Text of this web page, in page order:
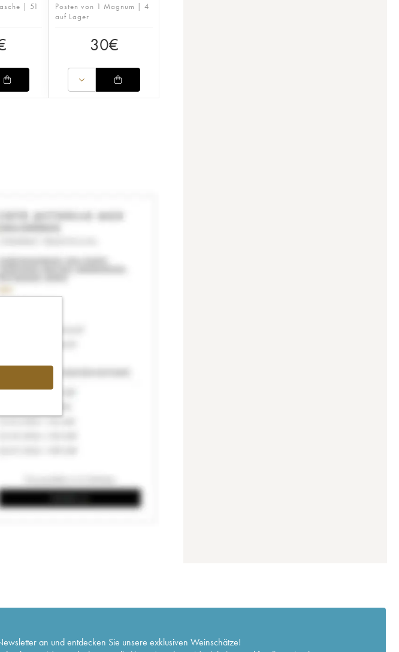
| 51
Posten von 1 Magnum | 4
auf Lager
30€
an und entdecken Sie unsere exklusiven Weinschätze!